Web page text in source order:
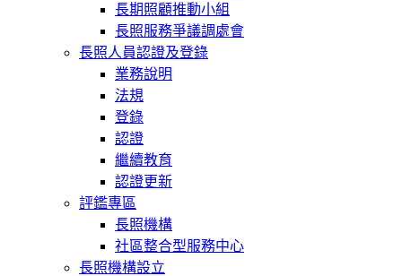
長期照顧推動小組
長照服務爭議調處會
長照人員認證及登錄
業務說明
法規
登錄
認證
繼續教育
認證更新
評鑑專區
長照機構
社區整合型服務中心
長照機構設立